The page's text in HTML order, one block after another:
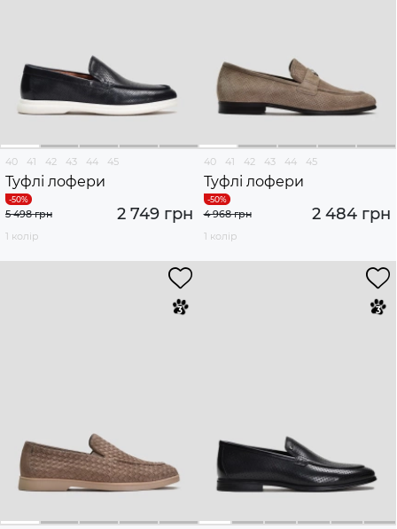
40 41 42 43 44 45
Туфлі лофери
2 749 грн
5 498 грн
1 колір
40 41 42 43 44 45
Туфлі лофери
2 484 грн
4 968 грн
1 колір